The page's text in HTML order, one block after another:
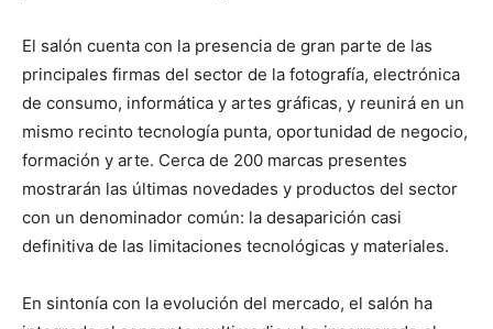
El salón cuenta con la presencia de gran parte de las
principales firmas del sector de la fotografía, electrónica
de consumo, informática y artes gráficas, y reunirá en un
mismo recinto tecnología punta, oportunidad de negocio,
formación y arte. Cerca de 200 marcas presentes
mostrarán las últimas novedades y productos del sector
con un denominador común: la desaparición casi
definitiva de las limitaciones tecnológicas y materiales.
En sintonía con la evolución del mercado, el salón ha